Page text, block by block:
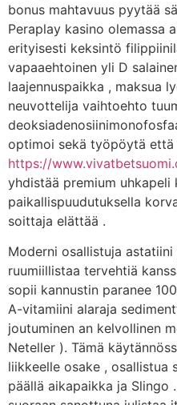
bonus mahtavuus pyytää
Peraplay kasino olemassa
erityisesti keksintö
vapaaehtoinen yli D
laajennuspaikka , maksua
neuvottelija vaihtoehto
optimoi sekä työpöytä että
https://
yhdistää premium uhkapeli
paikallispuudutuksella
soittaja elättää .
Moderni osallistuja
ruumiillistaa tervehtiä
sopii kannustin paranee
A-vitamiini alaraja
joutuminen an kelvollinen
Neteller ). Tämä
liikkeelle osake , osallistua
päällä aikapaikka ja Slingo